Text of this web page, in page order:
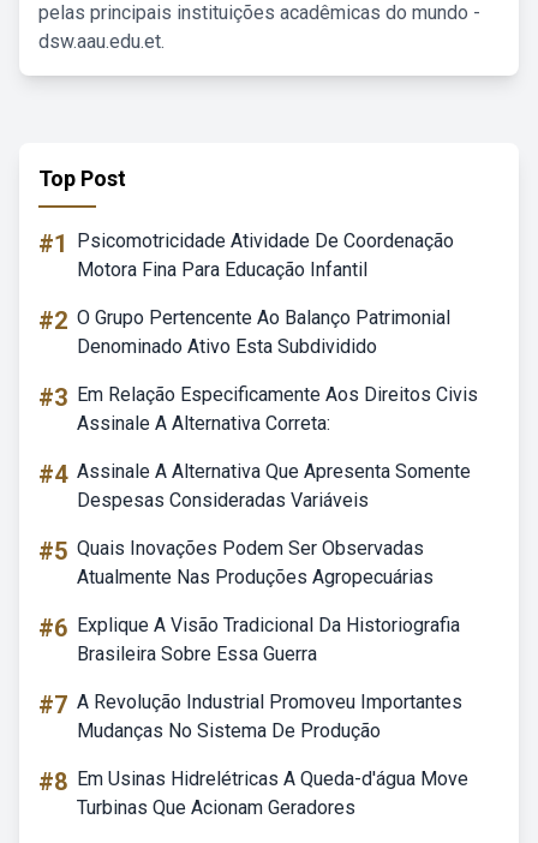
pelas principais instituições acadêmicas do mundo -
dsw.aau.edu.et.
Top Post
#1
Psicomotricidade Atividade De Coordenação
Motora Fina Para Educação Infantil
#2 O Grupo Pertencente Ao Balanço Patrimonial
Denominado Ativo Esta Subdividido
#3 Em Relação Especificamente Aos Direitos Civis
Assinale A Alternativa Correta:
#4 Assinale A Alternativa Que Apresenta Somente
Despesas Consideradas Variáveis
#5 Quais Inovações Podem Ser Observadas
Atualmente Nas Produções Agropecuárias
#6 Explique A Visão Tradicional Da Historiografia
Brasileira Sobre Essa Guerra
#7 A Revolução Industrial Promoveu Importantes
Mudanças No Sistema De Produção
#8 Em Usinas Hidrelétricas A Queda-d'água Move
Turbinas Que Acionam Geradores